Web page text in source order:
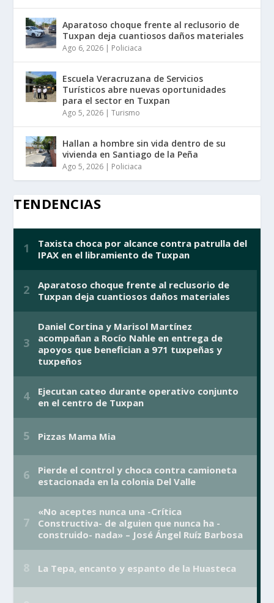
Aparatoso choque frente al reclusorio de
Tuxpan deja cuantiosos daños materiales
Ago 6, 2026 | Policiaca
Escuela Veracruzana de Servicios
Turísticos abre nuevas oportunidades
para el sector en Tuxpan
Ago 5, 2026 |Turismo
Hallan a hombre sin vida dentro de su
vivienda en Santiago de la Peña
Ago 5, 2026 | Policiaca
TENDENCIAS